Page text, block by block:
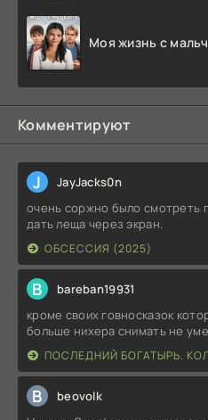
Моя жизнь с
Комментируют
J JayJacks0n
очень соржно было смотреть
дать леща через экран.
ОБСЕССИЯ (2025)
B bareban19931
кроме своих говносказок
больше нихера снимать не
ПОСЛЕДНИЙ БОГАТЫРЬ.
B beovolk